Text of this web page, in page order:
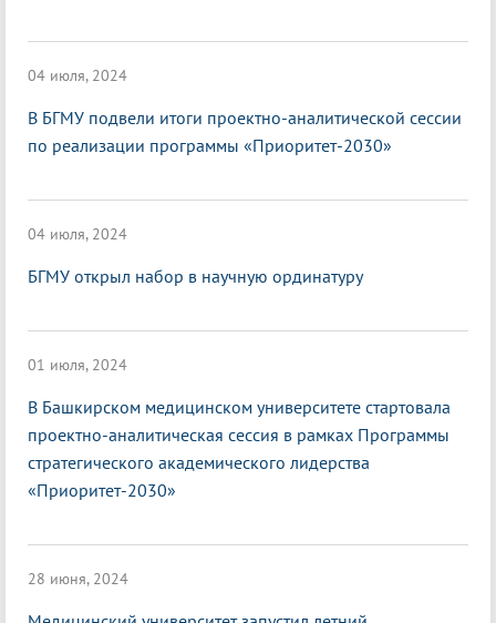
04 июля, 2024
В БГМУ подвели итоги проектно-аналитической сессии
по реализации программы «Приоритет-2030»
04 июля, 2024
БГМУ открыл набор в научную ординатуру
01 июля, 2024
В Башкирском медицинском университете стартовала
проектно-аналитическая сессия в рамках Программы
стратегического академического лидерства
«Приоритет-2030»
28 июня, 2024